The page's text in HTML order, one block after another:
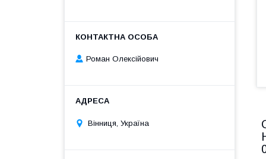
Роман Олексійович
Вінниця, Україна